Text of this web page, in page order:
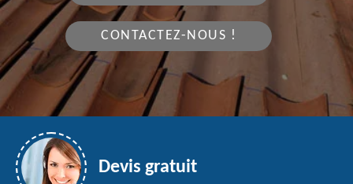
CONTACTEZ-NOUS !
Devis gratuit